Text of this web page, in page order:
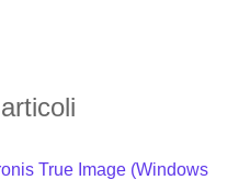
True Image (Windows